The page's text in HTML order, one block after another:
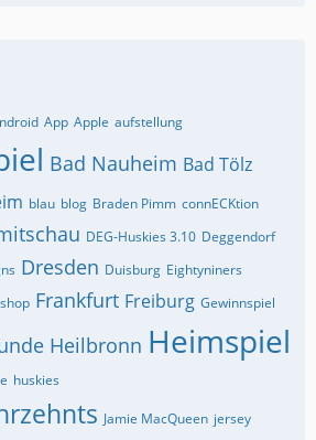
App Apple aufstellung
Bad Nauheim Bad Tölz
blau blog Braden Pimm connECKtion
DEG-Huskies 3.10 Deggendorf
Dresden Duisburg Eightyniners
Frankfurt Freiburg Gewinnspiel
Heilbronn Heimspiel
huskies
Jamie MacQueen jersey